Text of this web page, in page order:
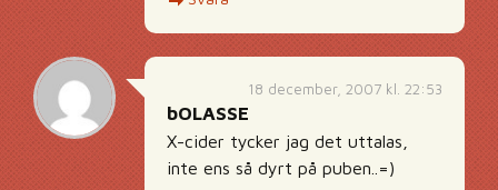
18 december, 2007 kl. 22:53
bOLASSE
X-cider tycker jag det uttalas,
inte ens så dyrt på puben..=)